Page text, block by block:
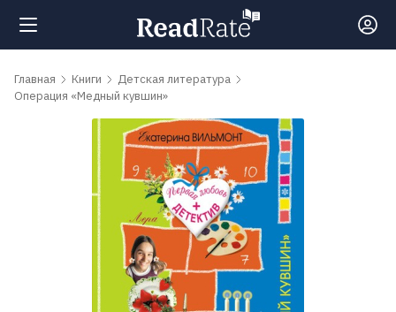
Поиск
Рейтинги
Главная Книги
Детская литература
Операция «Медный кувшин»